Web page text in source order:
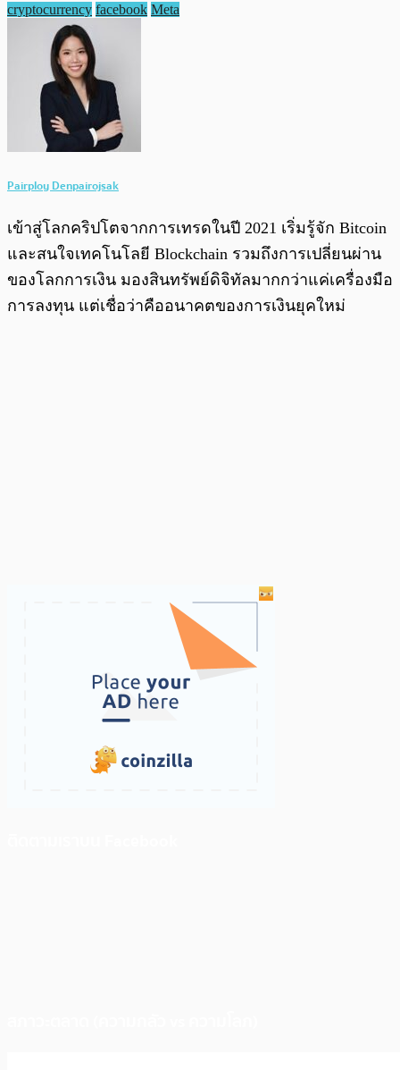
cryptocurrency facebook Meta
Pairploy Denpairojsak
เข้าสู่โลกคริปโตจากการเทรดในปี 2021 เริ่มรู้จัก Bitcoin
และสนใจเทคโนโลยี Blockchain รวมถึงการเปลี่ยนผ่าน
ของโลกการเงิน มองสินทรัพย์ดิจิทัลมากกว่าแค่เครื่องมือ
การลงทุน แต่เชื่อว่าคืออนาคตของการเงินยุคใหม่